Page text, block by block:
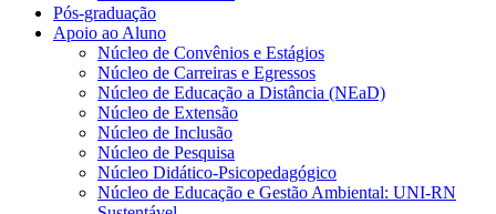
Pós-graduação
Apoio ao Aluno
Núcleo de Convênios e Estágios
Núcleo de Carreiras e Egressos
Núcleo de Educação a Distância (NEaD)
Núcleo de Extensão
Núcleo de Inclusão
Núcleo de Pesquisa
Núcleo Didático-Psicopedagógico
Núcleo de Educação e Gestão Ambiental: UNI-RN